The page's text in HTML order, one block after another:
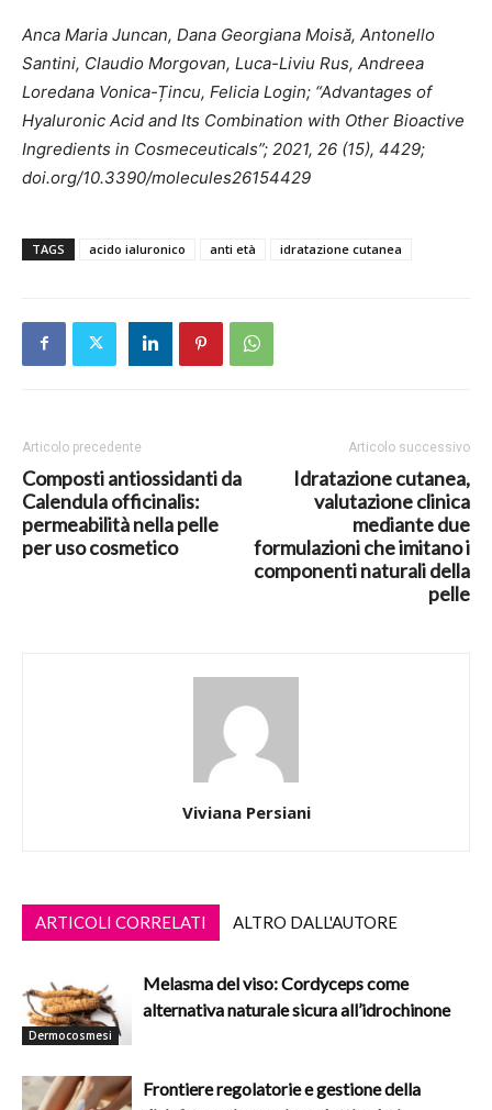
Anca Maria Juncan, Dana Georgiana Moisă, Antonello
Santini, Claudio Morgovan, Luca-Liviu Rus, Andreea
Loredana Vonica-Țincu, Felicia Login; “Advantages of
Hyaluronic Acid and Its Combination with Other Bioactive
Ingredients in Cosmeceuticals”; 2021, 26 (15), 4429;
doi.org/10.3390/molecules26154429
TAGS acido ialuronico anti età idratazione cutanea
Articolo precedente
Composti antiossidanti da
Calendula officinalis:
permeabilità nella pelle
per uso cosmetico
Articolo successivo
Idratazione cutanea,
valutazione clinica
mediante due
formulazioni che imitano i
componenti naturali della
pelle
Viviana Persiani
ARTICOLI CORRELATI ALTRO DALL'AUTORE
Dermocosmesi
Melasma del viso: Cordyceps come
alternativa naturale sicura all’idrochinone
Frontiere regolatorie e gestione della